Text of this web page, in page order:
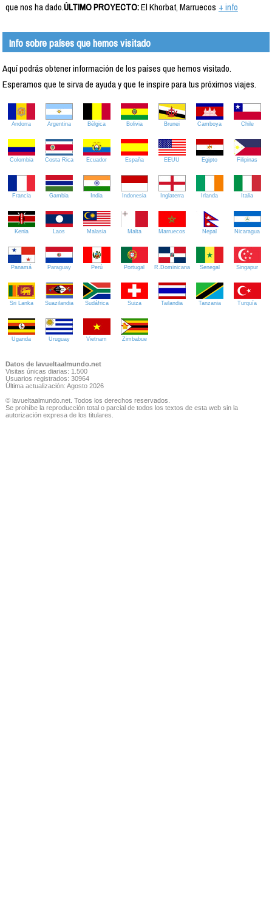
que nos ha dado.ÚLTIMO PROYECTO:El Khorbat, Marruecos + info
Info sobre países que hemos visitado
Aquí podrás obtener información de los países que hemos visitado.
Esperamos que te sirva de ayuda y que te inspire para tus próximos viajes.
Andorra Argentina Bélgica Bolivia Brunei Camboya Chile
Colombia Costa Rica Ecuador España EEUU Egipto Filipinas
Francia Gambia India Indonesia Inglaterra Irlanda Italia
Kenia Laos Malasia Malta Marruecos Nepal Nicaragua
Panamá Paraguay Perú Portugal R.Dominicana Senegal Singapur
Sri Lanka Suazilandia Sudáfrica Suiza Tailandia Tanzania Turquía
Uganda Uruguay Vietnam Zimbabue
Datos de lavueltaalmundo.net
Visitas únicas diarias: 1.500
Usuarios registrados: 30964
Última actualización: Agosto 2026
© lavueltaalmundo.net. Todos los derechos reservados.
Se prohíbe la reproducción total o parcial de todos los textos de esta web sin la
autorización expresa de los titulares.